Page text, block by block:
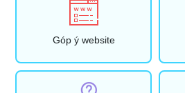
Góp ý website